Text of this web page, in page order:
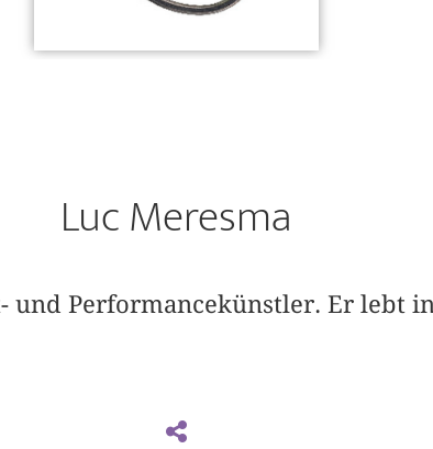
Luc Meresma
und Performancekünstler. Er lebt